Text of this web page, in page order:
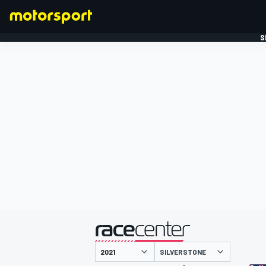
gepresenteerd door
SILVERSTONE